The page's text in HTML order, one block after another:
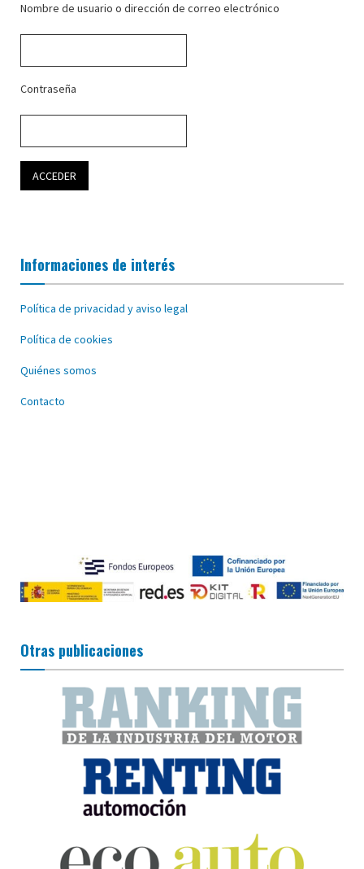
Nombre de usuario o dirección de correo electrónico
Contraseña
Informaciones de interés
Política de privacidad y aviso legal
Política de cookies
Quiénes somos
Contacto
Otras publicaciones